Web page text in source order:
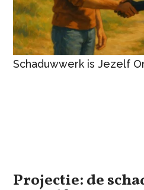
Schaduwwerk is Jezelf
Projectie: de